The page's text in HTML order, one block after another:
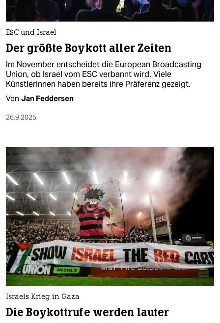
ESC und Israel
Der größte Boykott aller Zeiten
Im November entscheidet die European Broadcasting
Union, ob Israel vom ESC verbannt wird. Viele
KünstlerInnen haben bereits ihre Präferenz gezeigt.
Von Jan Feddersen
26.9.2025
Israels Krieg in Gaza
Die Boykottrufe werden lauter